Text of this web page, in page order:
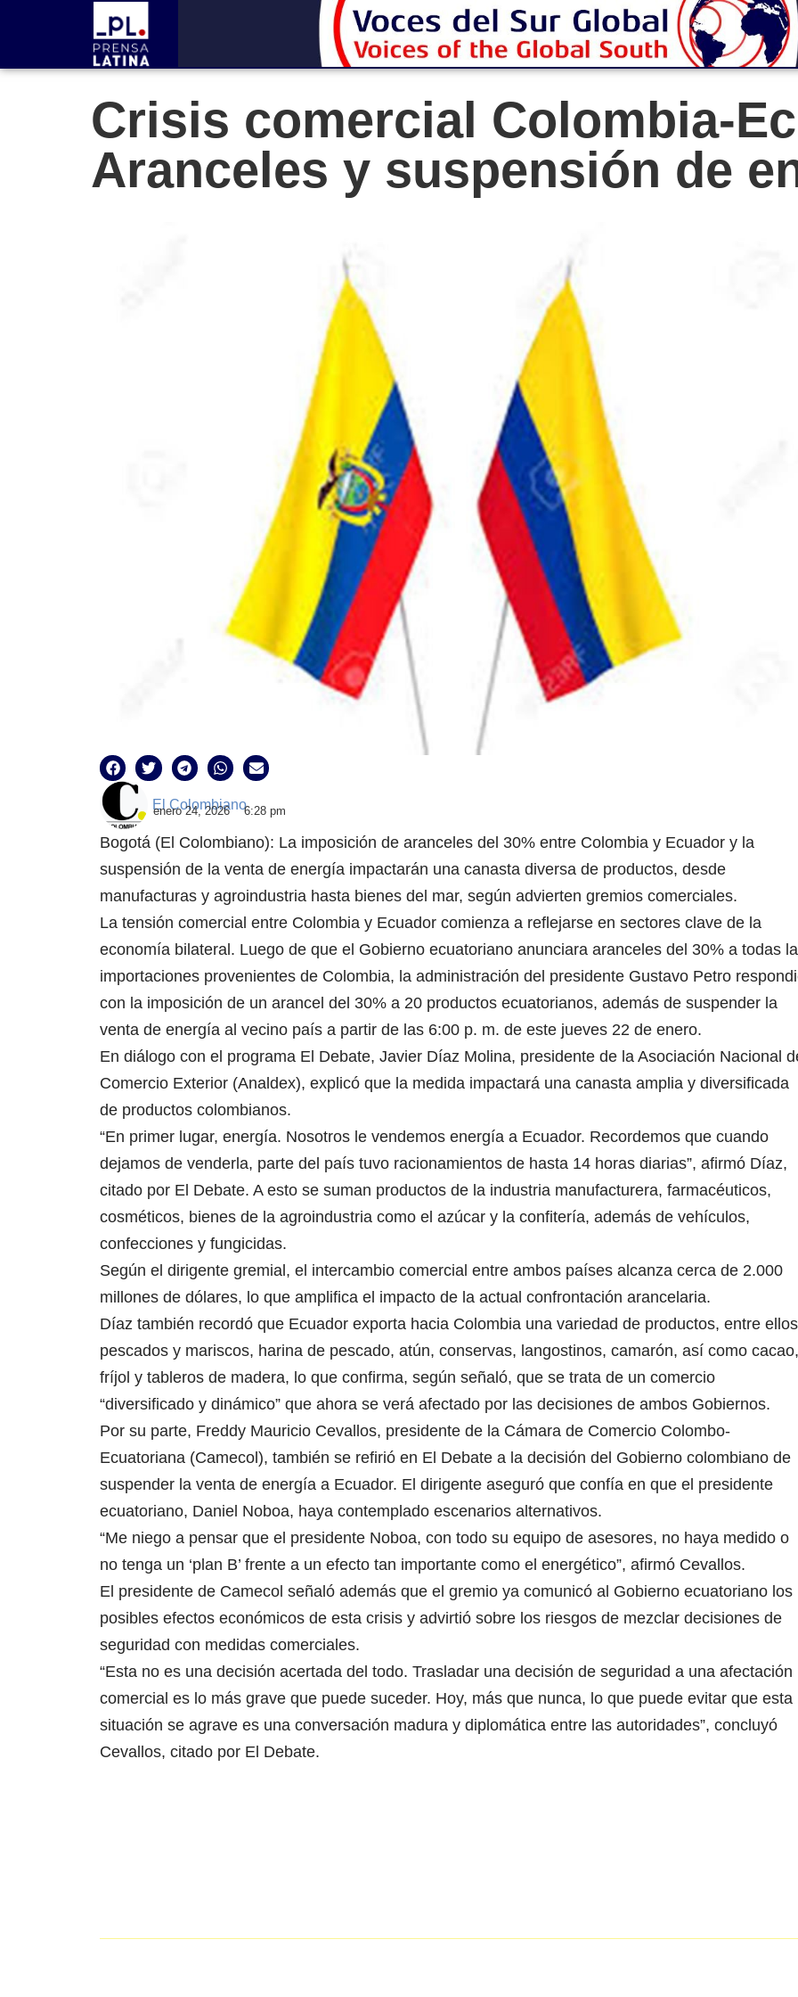
Crisis comercial Colombia-
Aranceles y suspensión de
El Colombiano
enero 24, 2026 6:28 pm
Bogotá (El Colombiano): La imposición de aranceles del 30% entre Colombia y Ecuador y la
suspensión de la venta de energía impactarán una canasta diversa de productos, desde
manufacturas y agroindustria hasta bienes del mar, según advierten gremios comerciales.
La tensión comercial entre Colombia y Ecuador comienza a reflejarse en sectores clave de la
economía bilateral. Luego de que el Gobierno ecuatoriano anunciara aranceles del 30% a todas
importaciones provenientes de Colombia, la administración del presidente Gustavo Petro
con la imposición de un arancel del 30% a 20 productos ecuatorianos, además de suspender la
venta de energía al vecino país a partir de las 6:00 p. m. de este jueves 22 de enero.
En diálogo con el programa El Debate, Javier Díaz Molina, presidente de la Asociación Nacional
Comercio Exterior (Analdex), explicó que la medida impactará una canasta amplia y diversificada
de productos colombianos.
“En primer lugar, energía. Nosotros le vendemos energía a Ecuador. Recordemos que cuando
dejamos de venderla, parte del país tuvo racionamientos de hasta 14 horas diarias”, afirmó Díaz,
citado por El Debate. A esto se suman productos de la industria manufacturera, farmacéuticos,
cosméticos, bienes de la agroindustria como el azúcar y la confitería, además de vehículos,
confecciones y fungicidas.
Según el dirigente gremial, el intercambio comercial entre ambos países alcanza cerca de 2.000
millones de dólares, lo que amplifica el impacto de la actual confrontación arancelaria.
Díaz también recordó que Ecuador exporta hacia Colombia una variedad de productos, entre ellos
pescados y mariscos, harina de pescado, atún, conservas, langostinos, camarón, así como cacao,
fríjol y tableros de madera, lo que confirma, según señaló, que se trata de un comercio
“diversificado y dinámico” que ahora se verá afectado por las decisiones de ambos Gobiernos.
Por su parte, Freddy Mauricio Cevallos, presidente de la Cámara de Comercio Colombo-
Ecuatoriana (Camecol), también se refirió en El Debate a la decisión del Gobierno colombiano de
suspender la venta de energía a Ecuador. El dirigente aseguró que confía en que el presidente
ecuatoriano, Daniel Noboa, haya contemplado escenarios alternativos.
“Me niego a pensar que el presidente Noboa, con todo su equipo de asesores, no haya medido o
no tenga un ‘plan B’ frente a un efecto tan importante como el energético”, afirmó Cevallos.
El presidente de Camecol señaló además que el gremio ya comunicó al Gobierno ecuatoriano los
posibles efectos económicos de esta crisis y advirtió sobre los riesgos de mezclar decisiones de
seguridad con medidas comerciales.
“Esta no es una decisión acertada del todo. Trasladar una decisión de seguridad a una afectación
comercial es lo más grave que puede suceder. Hoy, más que nunca, lo que puede evitar que esta
situación se agrave es una conversación madura y diplomática entre las autoridades”, concluyó
Cevallos, citado por El Debate.